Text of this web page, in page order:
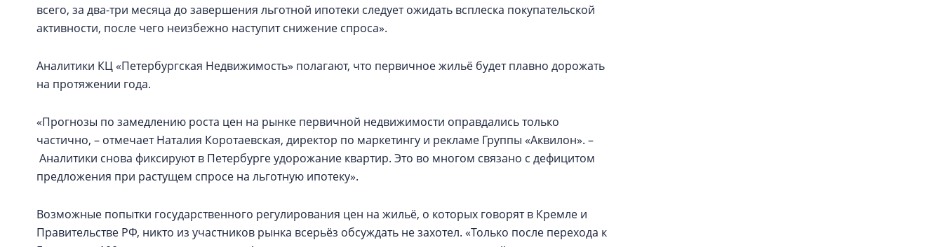
всего, за два-три месяца до завершения льготной ипотеки следует ожидать всплеска покупательской
активности, после чего неизбежно наступит снижение спроса».
Аналитики КЦ «Петербургская Недвижимость» полагают, что первичное жильё будет плавно дорожать
на протяжении года.
«Прогнозы по замедлению роста цен на рынке первичной недвижимости оправдались только
частично, – отмечает Наталия Коротаевская, директор по маркетингу и рекламе Группы «Аквилон». –
Аналитики снова фиксируют в Петербурге удорожание квартир. Это во многом связано с дефицитом
предложения при растущем спросе на льготную ипотеку».
Возможные попытки государственного регулирования цен на жильё, о которых говорят в Кремле и
Правительстве РФ, никто из участников рынка всерьёз обсуждать не захотел. «Только после перехода к